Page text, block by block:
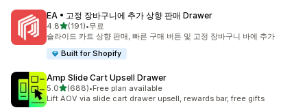
EA • 고정 장바구니에 추가 상향 판매 Drawer
4.8별 5개 중
(191)
총 리뷰 191개
•무료
슬라이드 카트 상향 판매, 빠른 구매 버튼 및 고정 장바구니 바에 추가
Built for Shopify
Amp Slide Cart Upsell Drawer
5.0별 5개 중
(688)
총 리뷰 688개
•Free plan available
Lift AOV via slide cart drawer upsell, rewards bar, free gifts